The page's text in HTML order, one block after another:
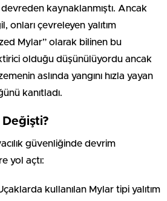
kaynaklanmıştı. Ancak
onları çevreleyen yalıtım
Mylar” olarak bilinen bu
olduğu düşünülüyordu ancak
aslında yangını hızla yayan
kanıtladı.
Değişti?
güvenliğinde devrim
yol açtı:
kullanılan Mylar tipi yalıtım